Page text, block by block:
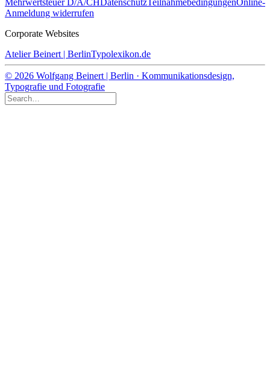
Anmeldung widerrufen
Corporate Websites
Atelier Beinert | BerlinTypolexikon.de
© 2026 Wolfgang Beinert | Berlin · Kommunikationsdesign,
Typografie und Fotografie